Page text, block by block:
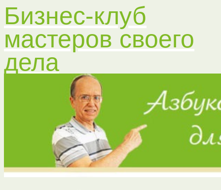
Бизнес-клуб
мастеров своего
дела